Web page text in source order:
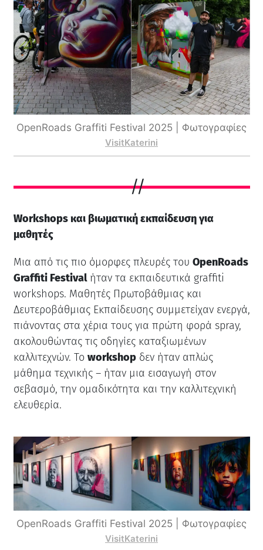
OpenRoads Graffiti Festival 2025 | Φωτογραφίες
VisitKaterini
Workshops και βιωματική εκπαίδευση για
μαθητές
Μια από τις πιο όμορφες πλευρές του OpenRoads
Graffiti Festivalήταν τα εκπαιδευτικά graffiti
workshops. Μαθητές Πρωτοβάθμιας και
Δευτεροβάθμιας Εκπαίδευσης συμμετείχαν ενεργά,
πιάνοντας στα χέρια τους για πρώτη φορά spray,
ακολουθώντας τις οδηγίες καταξιωμένων
καλλιτεχνών. Το workshopδεν ήταν απλώς
μάθημα τεχνικής – ήταν μια εισαγωγή στον
σεβασμό, την ομαδικότητα και την καλλιτεχνική
ελευθερία.
OpenRoads Graffiti Festival 2025 | Φωτογραφίες
VisitKaterini